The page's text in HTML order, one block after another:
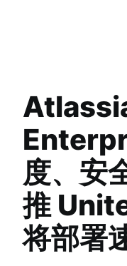
度、安
推
将部署